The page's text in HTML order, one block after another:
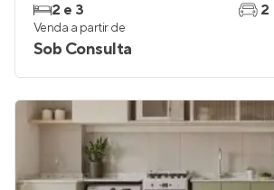
2 e 3
2
Venda a partir de
Sob Consulta